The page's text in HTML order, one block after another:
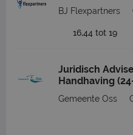
BJ Flexpartners
16,44 tot 19
Juridisch
Handhaving
Gemeente Oss